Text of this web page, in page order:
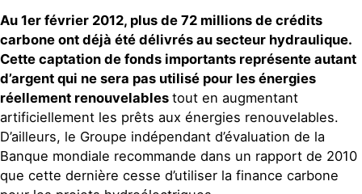
Au 1er février 2012, plus de 72 millions de crédits
carbone ont déjà été délivrés au secteur hydraulique.
Cette captation de fonds importants représente autant
d’argent qui ne sera pas utilisé pour les énergies
réellement renouvelables tout en augmentant
artificiellement les prêts aux énergies renouvelables.
D’ailleurs, le Groupe indépendant d’évaluation de la
Banque mondiale recommande dans un rapport de 2010
que cette dernière cesse d’utiliser la finance carbone